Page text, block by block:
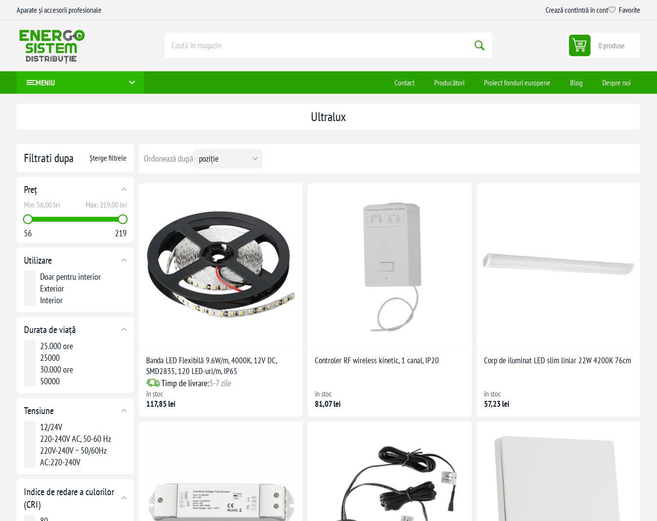
Aparate și accesorii profesionale Crează contIntră în cont Favorite
0 produse
MENIU Contact Producători Proiect fonduri europene Blog Despre noi
Filtrati dupa Șterge filtrele
Preț
Min: 56,00 lei Max: 219,00 lei
56 219
Utilizare
Doar pentru interior
Exterior
Interior
Durata de viață
25.000 ore
25000
30.000 ore
50000
Tensiune
12/24V
220-240V AC, 50-60 Hz
220V-240V ~ 50/60Hz
AC:220-240V
Indice de redare a culorilor
(CRI)
Ultralux
Ordonează după
Banda LED Flexibilă 9.6W/m, 4000K, 12V DC,
SMD2835, 120 LED-uri/m, IP65
Timp de livrare:5-7 zile
în stoc
117,85 lei
Controler RF wireless kinetic, 1 canal, IP20
în stoc
81,07 lei
Corp de iluminat LED slim liniar 22W 4200K 76cm
în stoc
57,23 lei